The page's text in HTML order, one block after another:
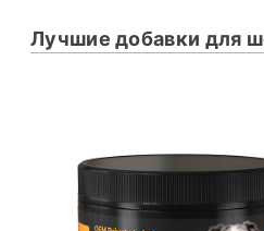
Лучшие добавки для